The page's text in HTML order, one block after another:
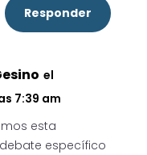
Responder
el
7:39 am
esta
específico